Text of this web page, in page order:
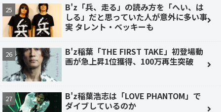
B'z「兵、走る」の読み方を「へい、は
しる」だと思っていた人が意外に多い事
実 タレント・ベッキーも
B'z稲葉「THE FIRST TAKE」初登場動
画が急上昇1位獲得、100万再生突破
B'z稲葉浩志は「LOVE PHANTOM」で
ダイブしているのか